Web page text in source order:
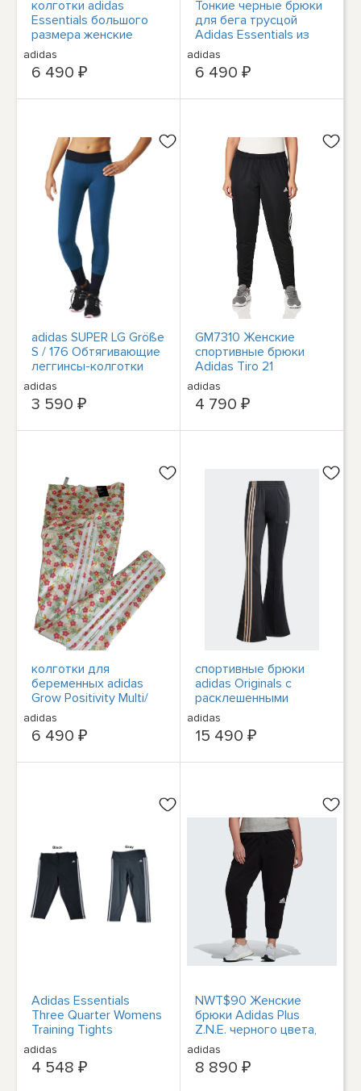
колготки adidas
Essentials большого
размера женские
серо-розовые adidas
Linear Size 1X
adidas
6 490 ₽
Тонкие черные брюки
для бега трусцой
Adidas Essentials из
флиса с манжетами в
3 полосы, размер L
adidas
6 490 ₽
adidas SUPER LG Größe
S / 176 Обтягивающие
леггинсы-колготки
Sporthose Hose NEU *
РАСПРОДАЖА
adidas
3 590 ₽
GM7310 Женские
спортивные брюки
Adidas Tiro 21
adidas
4 790 ₽
колготки для
беременных adidas
Grow Positivity Multi/
Белые в 3 полосы с
цветочным рисунком,
размер L
adidas
6 490 ₽
спортивные брюки
adidas Originals с
расклешенными
штанинами Firebird
Женские
повседневные брюки
adidas
15 490 ₽
Adidas Essentials
Three Quarter Womens
Training Tights
adidas
4 548 ₽
NWT$90 Женские
брюки Adidas Plus
Z.N.E. черного цвета,
размер 4X GM3295
adidas
8 890 ₽